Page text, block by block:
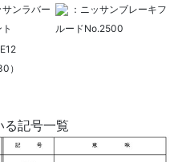
サンラバー
：ニッサンブレーキフ
ルードNo.2500
）
る記号一覧